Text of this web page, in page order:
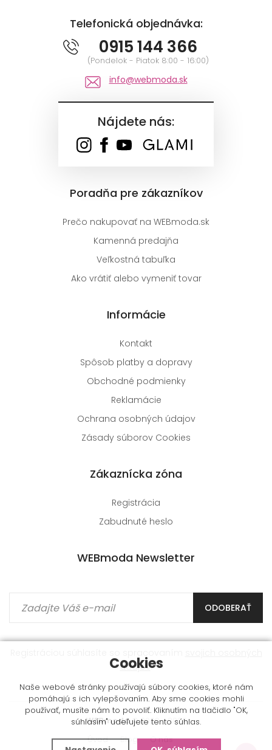
Telefonická objednávka:
0915 144 366
(Pondelok - Piatok 8:00 - 16:00)
info@webmoda.sk
Nájdete nás:
Poradňa pre zákazníkov
Prečo nakupovať na WEBmoda.sk
Kamenná predajňa
Veľkostná tabuľka
Ako vrátiť alebo vymeniť tovar
Informácie
Kontakt
Spôsob platby a dopravy
Obchodné podmienky
Reklamácie
Ochrana osobných údajov
Zásady súborov Cookies
Zákaznícka zóna
Registrácia
Zabudnuté heslo
WEBmoda Newsletter
ODOBERAŤ
údajov.
WEBmoda© 2009 - 2026
Úvod
Blog O nás
Cookies
Naše webové stránky používajú súbory cookies, ktoré nám
pomáhajú s ich vylepšovaním. Aby sme cookies mohli
používať, musíte nám to povoliť. Kliknutím na tlačidlo "OK,
súhlasím" udeľujete tento súhlas.